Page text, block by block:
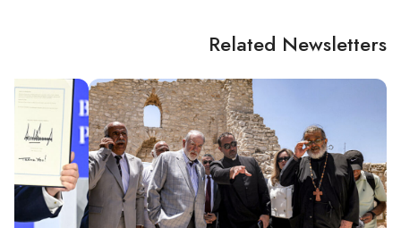
Related Newsletters